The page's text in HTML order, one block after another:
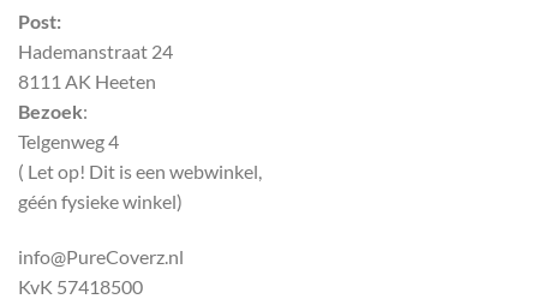
Post:
Hademanstraat 24
8111 AK Heeten
Bezoek:
Telgenweg 4
( Let op! Dit is een webwinkel,
géén fysieke winkel)
info@PureCoverz.nl
KvK 57418500